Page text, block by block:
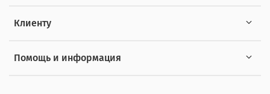
Клиенту
Помощь и информация